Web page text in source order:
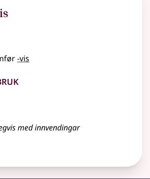
-vis
med innvendingar